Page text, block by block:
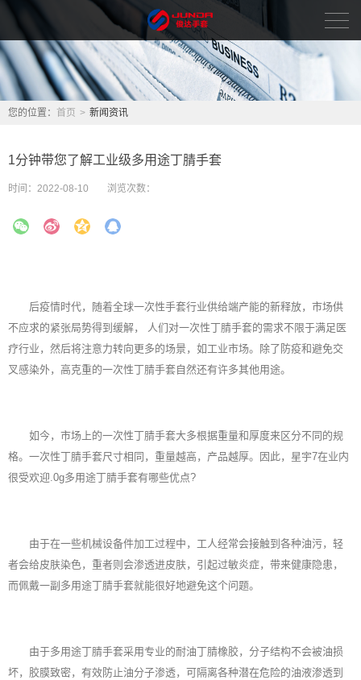
新闻资讯
English
您的位置： 首页 > 新闻资讯
1分钟带您了解工业级多用途丁腈手套
时间： 2022-08-10 浏览次数：
后疫情时代，随着全球一次性手套行业供给端产能的新释放，市场供
不应求的紧张局势得到缓解， 人们对一次性丁腈手套的需求不限于满足医
疗行业，然后将注意力转向更多的场景，如工业市场。除了防疫和避免交
叉感染外，高克重的一次性丁腈手套自然还有许多其他用途。
如今，市场上的一次性丁腈手套大多根据重量和厚度来区分不同的规
格。一次性丁腈手套尺寸相同，重量越高，产品越厚。因此，星宇7在业内
很受欢迎.0g多用途丁腈手套有哪些优点?
由于在一些机械设备件加工过程中，工人经常会接触到各种油污，轻
者会给皮肤染色，重者则会渗透进皮肤，引起过敏炎症，带来健康隐患，
而佩戴一副多用途丁腈手套就能很好地避免这个问题。
由于多用途丁腈手套采用专业的耐油丁腈橡胶，分子结构不会被油损
坏，胶膜致密，有效防止油分子渗透，可隔离各种潜在危险的油液渗透到